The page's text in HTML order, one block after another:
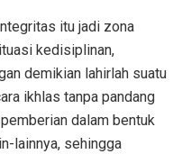
itu jadi zona
kedisiplinan,
demikian lahirlah suatu
ikhlas tanpa pandang
dalam bentuk
lainnya, sehingga